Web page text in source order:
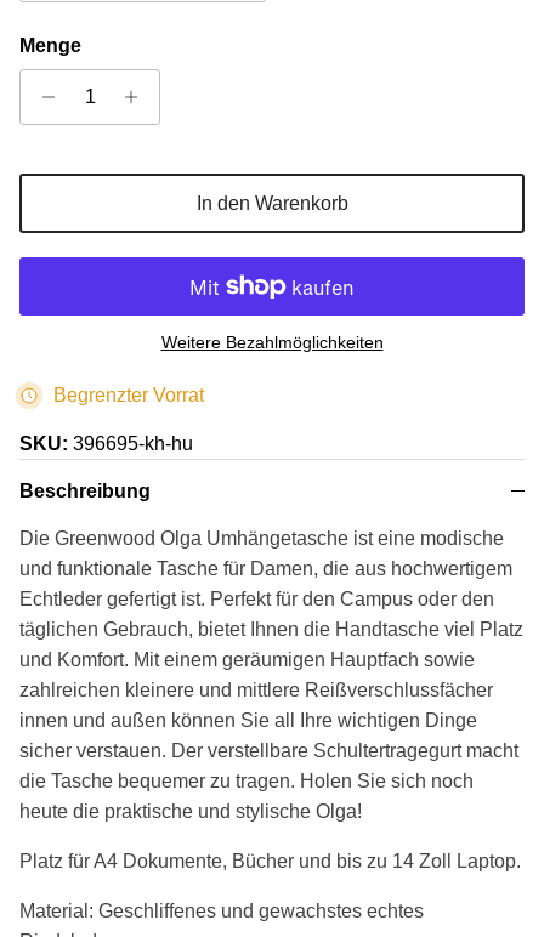
Menge
In den Warenkorb
Weitere Bezahlmöglichkeiten
Begrenzter Vorrat
SKU: 396695-kh-hu
Beschreibung
Die Greenwood Olga Umhängetasche ist eine modische
und funktionale Tasche für Damen, die aus hochwertigem
Echtleder gefertigt ist. Perfekt für den Campus oder den
täglichen Gebrauch, bietet Ihnen die Handtasche viel Platz
und Komfort. Mit einem geräumigen Hauptfach sowie
zahlreichen kleinere und mittlere Reißverschlussfächer
innen und außen können Sie all Ihre wichtigen Dinge
sicher verstauen. Der verstellbare Schultertragegurt macht
die Tasche bequemer zu tragen. Holen Sie sich noch
heute die praktische und stylische Olga!
Platz für A4 Dokumente, Bücher und bis zu 14 Zoll Laptop.
Material: Geschliffenes und gewachstes echtes